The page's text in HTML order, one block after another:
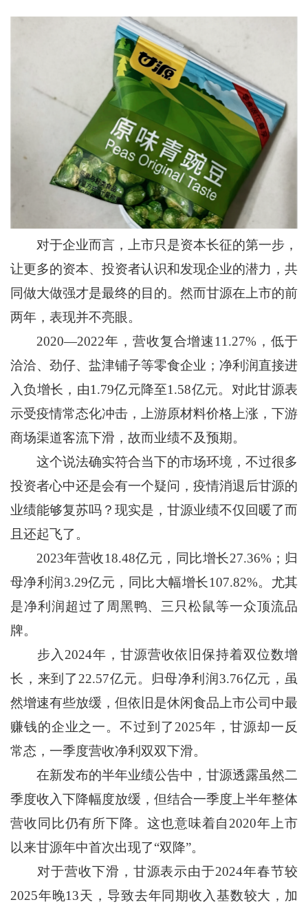
对于企业而言，上市只是资本长征的第一步，
让更多的资本、投资者认识和发现企业的潜力，共
同做大做强才是最终的目的。然而甘源在上市的前
两年，表现并不亮眼。
2020—2022年，营收复合增速11.27%，低于
洽洽、劲仔、盐津铺子等零食企业；净利润直接进
入负增长，由1.79亿元降至1.58亿元。对此甘源表
示受疫情常态化冲击，上游原材料价格上涨，下游
商场渠道客流下滑，故而业绩不及预期。
这个说法确实符合当下的市场环境，不过很多
投资者心中还是会有一个疑问，疫情消退后甘源的
业绩能够复苏吗？现实是，甘源业绩不仅回暖了而
且还起飞了。
2023年营收18.48亿元，同比增长27.36%；归
母净利润3.29亿元，同比大幅增长107.82%。尤其
是净利润超过了周黑鸭、三只松鼠等一众顶流品
牌。
步入2024年，甘源营收依旧保持着双位数增
长，来到了22.57亿元。归母净利润3.76亿元，虽
然增速有些放缓，但依旧是休闲食品上市公司中最
赚钱的企业之一。不过到了2025年，甘源却一反
常态，一季度营收净利双双下滑。
在新发布的半年业绩公告中，甘源透露虽然二
季度收入下降幅度放缓，但结合一季度上半年整体
营收同比仍有所下降。这也意味着自2020年上市
以来甘源年中首次出现了“双降”。
对于营收下滑，甘源表示由于2024年春节较
2025年晚13天，导致去年同期收入基数较大，加